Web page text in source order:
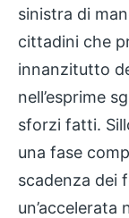
sinistra di
cittadini che
innanzitutto
nell’esprime
sforzi fatti.
una fase
scadenza dei
un’accelerata